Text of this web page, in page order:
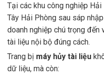
Tại các khu công nghiệp
Tây Hải Phòng sau sáp
doanh nghiệp chú trọng đến
tài liệu nội bộ đúng cách.
Trang bị máy hủy tài liệu
dữ liệu, mà còn: